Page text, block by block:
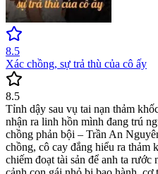
8.5
Xác chồng, sự trả thù của cô ấy
8.5
Tỉnh dậy sau vụ tai nạn thảm
nhận ra linh hồn mình đang trú
chồng phản bội – Trần An
chồng, cô cay đắng hiểu ra thảm
chiếm đoạt tài sản để anh ta